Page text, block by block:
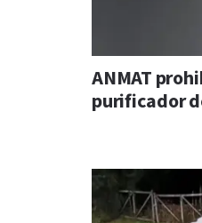
ANMAT
purificador